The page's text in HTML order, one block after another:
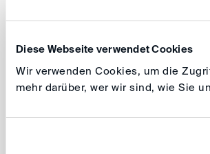
Diese Webseite verwendet Cookies
Wir verwenden Cookies, um die
mehr darüber, wer wir sind, wie Sie